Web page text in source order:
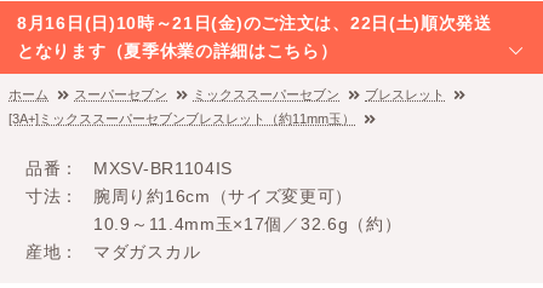
8月16日(日)10時～21日(金)のご注文は、22日(土)順次発送
となります（夏季休業の詳細はこちら）
ホーム スーパーセブン ミックススーパーセブン
ブレスレット
[3A+]ミックススーパーセブンブレスレット（約11mm玉）
品番
MXSV-BR1104IS
寸法
腕周り約16cm（サイズ変更可）
10.9～11.4mm玉×17個／32.6g（約）
産地
マダガスカル